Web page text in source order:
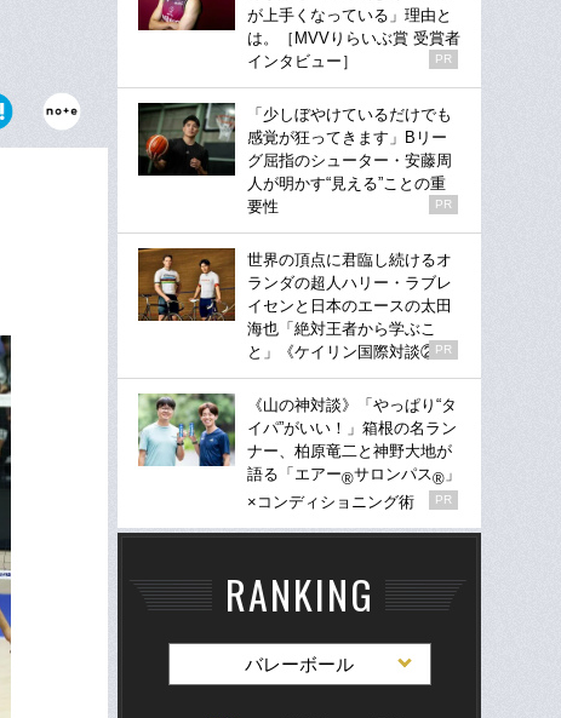
が上手くなっている」理由と
は。［MVVりらいぶ賞 受賞者
インタビュー］
PR
「少しぼやけているだけでも
感覚が狂ってきます」Bリー
グ屈指のシューター・安藤周
人が明かす“見える”ことの重
要性
PR
世界の頂点に君臨し続けるオ
ランダの超人ハリー・ラブレ
イセンと日本のエースの太田
海也「絶対王者から学ぶこ
と」《ケイリン国際対談②》
PR
《山の神対談》「やっぱり“タ
イパ”がいい！」箱根の名ラン
ナー、柏原竜二と神野大地が
語る「エアー®サロンパス® 」
×コンディショニング術
PR
RANKING
バレーボール